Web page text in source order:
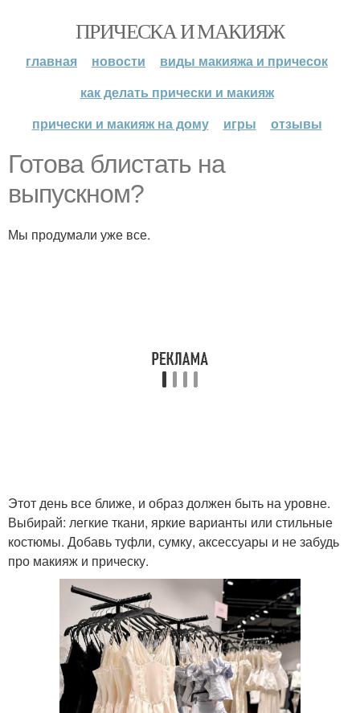
ПРИЧЕСКА И МАКИЯЖ
главная новости
виды макияжа и причесок
как делать прически и макияж
прически и макияж на дому
игры отзывы
Готова блистать на
выпускном?
Мы продумали уже все.
Этот день все ближе, и образ должен быть на уровне.
Выбирай: легкие ткани, яркие варианты или стильные
костюмы. Добавь туфли, сумку, аксессуары и не забудь
про макияж и прическу.